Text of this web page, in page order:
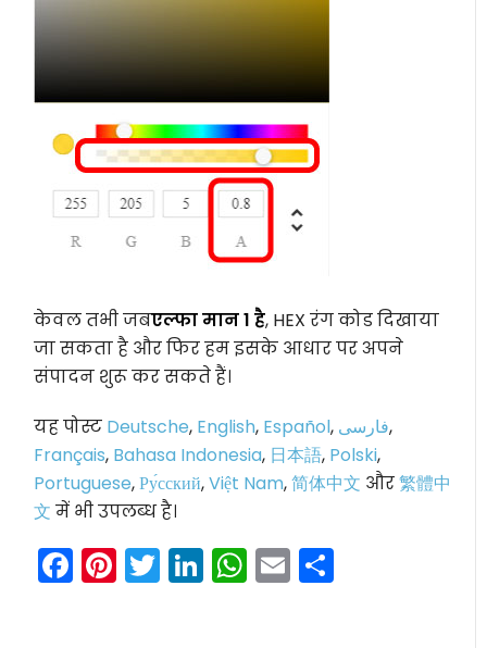
केवल तभी जबएल्फा मान 1 है, HEX रंग कोड दिखाया
जा सकता है और फिर हम इसके आधार पर अपने
संपादन शुरू कर सकते हैं।
यह पोस्ट Deutsche, English, Español, فارسی,
Français, Bahasa Indonesia, 日本語, Polski,
Portuguese,Ру́сский,Việt Nam,简体中文 और繁體中
文 में भी उपलब्ध है।
Facebook
Pinterest
Twitter
LinkedIn
WhatsApp
Email